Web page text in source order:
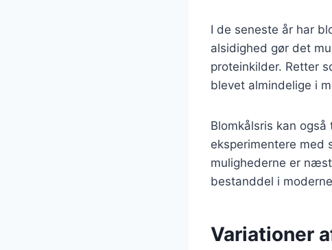
I de seneste år har
alsidighed gør det
proteinkilder. Retter
blevet almindelige i
Blomkålsris kan
eksperimentere med
mulighederne er
bestanddel i
Variationer